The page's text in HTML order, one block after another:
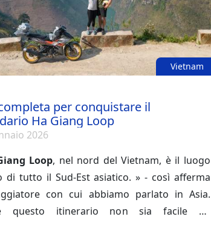
Vietnam
per conquistare il
Ha Giang Loop
2026
Loop, nel nord del Vietnam, è il luogo
di tutto il Sud-Est asiatico. » - così afferma
con cui abbiamo parlato in Asia.
questo itinerario non sia facile da